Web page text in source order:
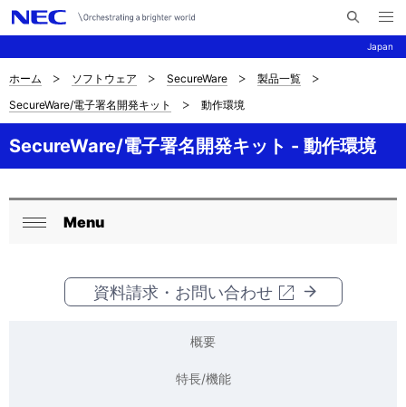
Japan
イ
メ
ニ
ュ
ナ
ビ
ゲ
ー
シ
サ
イ
ト
の
ホーム ソフトウェア SecureWare
製品一覧
SecureWare/電子署名開発キット
動作環境
SecureWare/電子署名開発キット - 動作環境
ロ
Menu
資料請求・お問い合わせ
概要
特長/機能